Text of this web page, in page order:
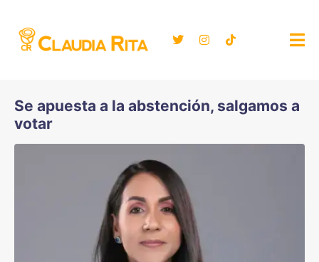
Se apuesta a la abstención, salgamos a
votar